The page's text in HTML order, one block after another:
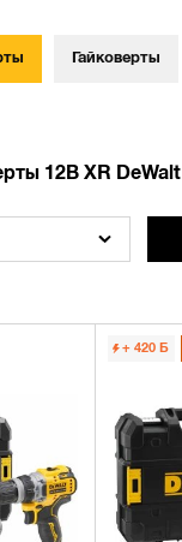
Гайковерты
12В XR DeWalt
+ 420 Б